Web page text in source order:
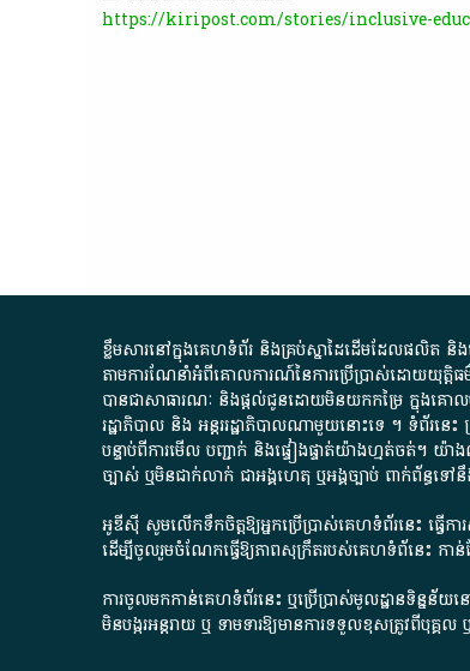
https://kiripost.com/stories/inclusive-
ខ្លឹមសារ​នៅ​ក្នុង​គេហទំព័រ និង​គ្រប់​ស្នា​ដៃ​ដើម​ដែល​ផលិត​ និ
តាមការ​ណែនាំ​អំពី​គោលការណ៍​នៃ​ការ​ប្រើប្រាស់​ដោយ​យុត្តិធ
បានជា​សាធារណៈ​ និង​ផ្តល់​ជូន​ដោយ​មិន​យក​កម្រៃ​ ក្នុង​គោលបំ
រដ្ឋាភិបាល​ និង ​អន្តររដ្ឋាភិបាល​ណាមួយ​នោះ​ទេ ​។​ ទំព័
បន្ទាប់​ពី​ការ​មើល​ បញ្ជាក់​ និង​ផ្ទៀងផ្ទាត់​យ៉ាង​ហ្មត់ចត់​។​
ច្បាស់​ ឬ​មិន​ជាក់លាក់​ ជា​អង្គហេតុ​ ឬ​អង្គច្បាប់​ ពាក់ព័ន្ធ​
អូឌីស៊ី សូមលើកទឹកចិត្តឱ្យអ្នកប្រើប្រាស់គេហទំព័រនេះ ធ្វើកា
ដើម្បីចូលរួមចំណែកធ្វើឱ្យភាពសុក្រឹតរបស់គេហទំព័នេះ កាន់
ការចូលមកកាន់គេហទំព័រនេះ ឬប្រើប្រាស់មូលដ្ឋានទិន្ន
មិនបង្ករអន្តរាយ ឬ ទាមទារ​ឱ្យមានការទទួលខុស​ត្រូវពីបុគ្